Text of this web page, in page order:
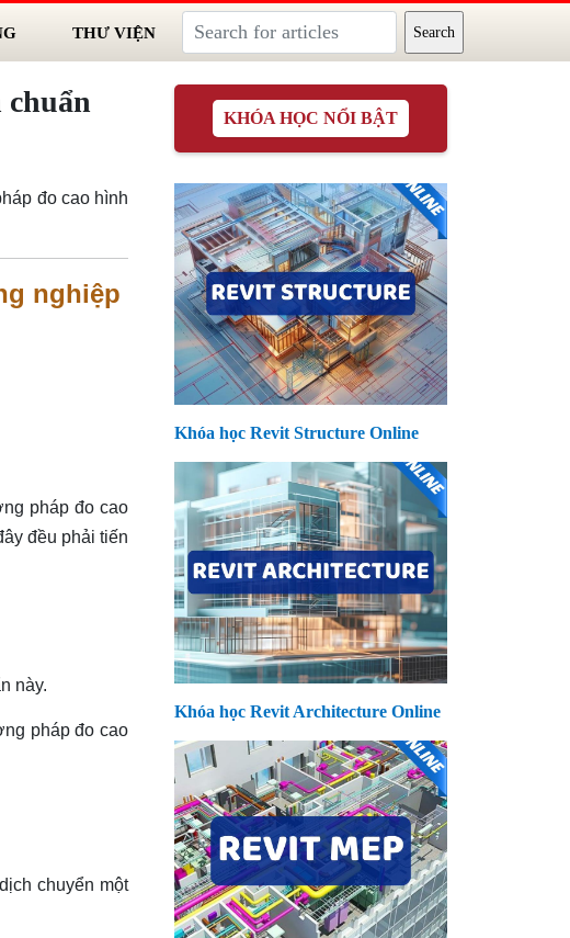
THƯ VIỆN
đo cao hình
nghiệp
pháp đo cao
đều phải tiến
này.
pháp đo cao
chuyển một
KHÓA HỌC NỔI BẬT
Khóa học Revit Structure Online
Khóa học Revit Architecture Online